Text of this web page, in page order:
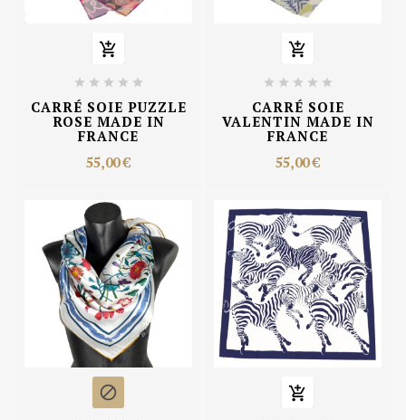

    
CARRÉ SOIE PUZZLE
ROSE MADE IN
FRANCE
55,00 €

    
CARRÉ SOIE
VALENTIN MADE IN
FRANCE
55,00 €
 